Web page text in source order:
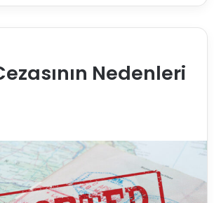
Nedenleri